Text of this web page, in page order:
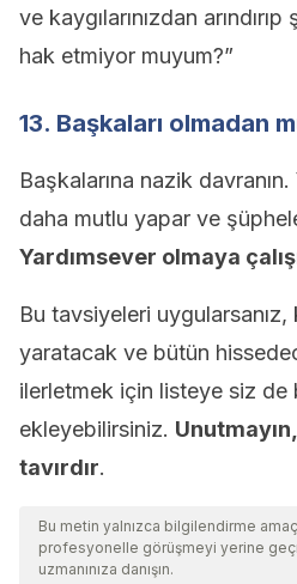
ve kaygılarınızdan
hak etmiyor muyum?”
13. Başkaları olmadan
Başkalarına nazik
daha mutlu yapar ve
Yardımsever olmaya
Bu tavsiyeleri
yaratacak ve bütün
ilerletmek için listeye siz de
ekleyebilirsiniz.
tavırdır.
Bu metin yalnızca bilgilendirme
profesyonelle görüşmeyi yerine
uzmanınıza danışın.